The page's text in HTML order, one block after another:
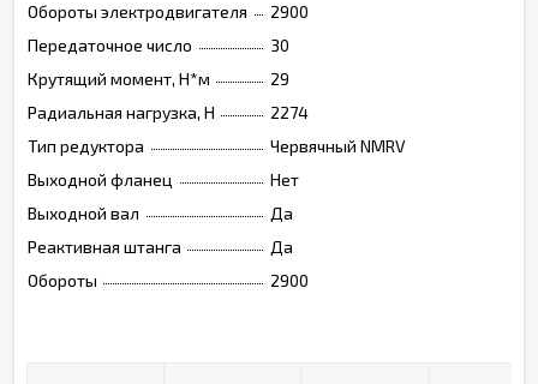
Обороты электродвигателя
2900
Передаточное число
30
Крутящий момент, Н*м
29
Радиальная нагрузка, Н
2274
Тип редуктора
Червячный NMRV
Выходной фланец
Нет
Выходной вал
Да
Реактивная штанга
Да
Обороты
2900